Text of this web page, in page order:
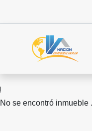
No se encontró inmueble .